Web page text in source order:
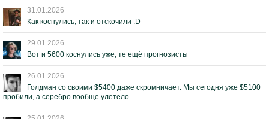
31.01.2026
Как коснулись, так и отскочили :D
29.01.2026
Вот и 5600 коснулись уже; те ещё прогнозисты
26.01.2026
Голдман со своими $5400 даже скромничает. Мы сегодня уже $5100
пробили, а серебро вообще улетело...